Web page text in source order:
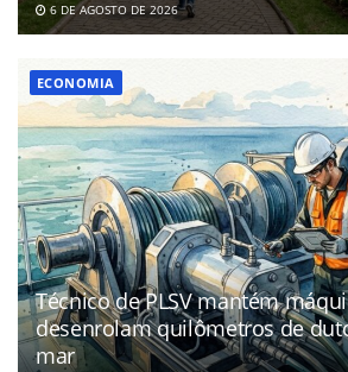
6 DE AGOSTO DE 2026
ECONOMIA
Técnico de PLSV mantém
desenrolam quilômetros de
mar